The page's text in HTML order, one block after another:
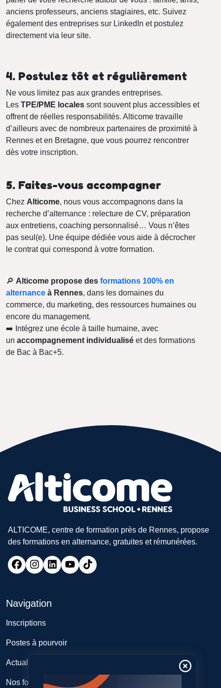
anciens professeurs, anciens stagiaires, etc. Suivez
également des entreprises sur LinkedIn et postulez
directement via leur site.
4. Postulez tôt et régulièrement
Ne vous limitez pas aux grandes entreprises.
Les TPE/PME locales sont souvent plus accessibles et
offrent de réelles responsabilités. Alticome travaille
d’ailleurs avec de nombreux partenaires de proximité à
Rennes et en Bretagne, que vous pourrez rencontrer
dès votre inscription.
5. Faites-vous accompagner
Chez Alticome, nous vous accompagnons dans la
recherche d’alternance : relecture de CV, préparation
aux entretiens, coaching personnalisé… Vous n’êtes
pas seul(e). Une équipe dédiée vous aide à décrocher
le contrat qui correspond à votre formation.
🔎 Alticome propose des formations 100% en
alternance à Rennes, dans les domaines du
commerce, du marketing, des ressources humaines ou
encore du management.
➡️ Intégrez une école à taille humaine, avec
un accompagnement individualisé et des formations
de Bac à Bac+5.
ALTICOME, centre de formation près de Rennes, propose
des formations en alternance, gratuites et rémunérées.
Navigation
Inscriptions
Postes à pourvoir
Actualités
Nos formations